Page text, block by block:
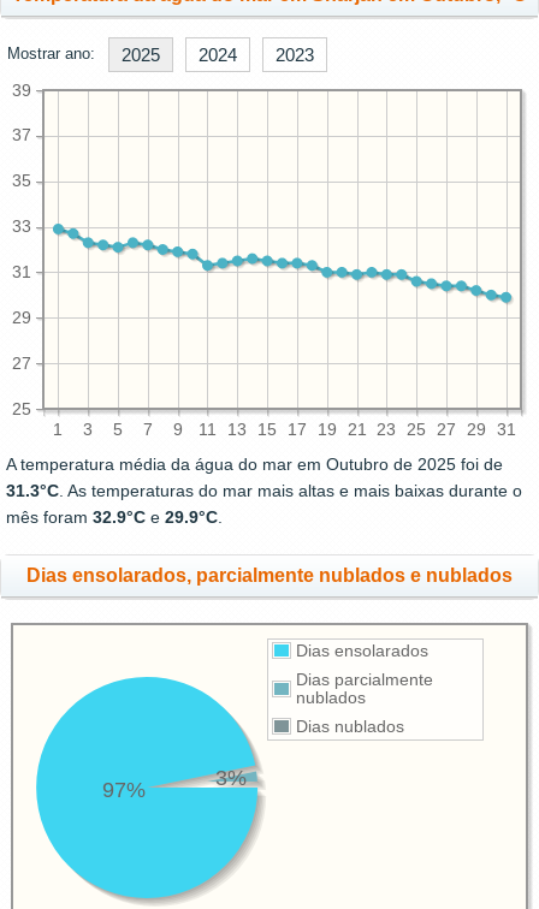
Mostrar ano: 2025 2024 2023
1 3 5 7 9 11 13 15 17 19 21 23 25 27 29 31
25
27
29
31
33
35
37
39
A temperatura média da água do mar em Outubro de 2025 foi de
31.3°C . As temperaturas do mar mais altas e mais baixas durante o
mês foram 32.9°C e 29.9°C
Dias ensolarados, parcialmente nublados e nublados
Dias ensolarados
Dias parcialmente
nublados
Dias nublados
97% 3%